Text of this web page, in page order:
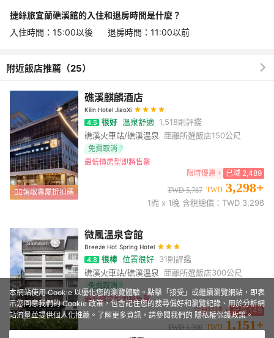
健康與味蕾 。
大廳休憩區:提供旅客悠閒的休閒聊天區，備有經典電影不定期撥放
(入住捷絲旅貴賓可享大廳免費迎賓茶點，提供時間段請諮詢商家)
將不定期提供給顧客。另外還有景觀會議室:提供可容納近100位旅
益。
捷絲旅宜蘭礁溪館的入住和退房時間是什麼？
入住時間：15:00以後 退房時間：11:00以前
附近飯店推薦（25）
👉🏻領取專屬折扣碼
礁溪麒麟酒店
Kilin Hotel JiaoXi
4.5 很好 溫泉舒適 1,518則評鑑
礁溪火車站/礁溪溫泉
距離所選飯店150公尺
免費取消
最低價房型即將售罄
限時優惠
已減 2,489
TWD 5,787 TWD 3,298+
1間 x 1晚 含稅總價：TWD 3,298
微風溫泉會館
Breeze Hot Spring Hotel
4.8 很棒 位置很好 31則評鑑
礁溪火車站/礁溪溫泉
距離所選飯店300公尺
免費取消
最低價房型即將售罄
今日特價
已減 149
TWD 1,300 TWD 1,151+
本網站使用 Cookie 以優化您的瀏覽體驗。點擊「接受」或繼續瀏覽網站，即表
示您同意我們的 Cookie 政策，包含記住您的搜尋偏好和瀏覽紀錄、用於分析網
站流量並提供個人化推薦。了解更多資訊，請參閱我們的 隱私權保護政策。